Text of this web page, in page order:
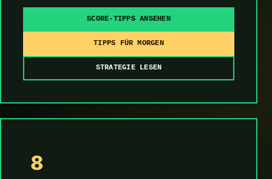
SCORE-TIPPS ANSEHEN
TIPPS FÜR MORGEN
STRATEGIE LESEN
8